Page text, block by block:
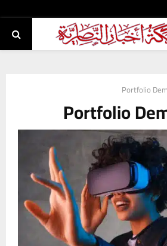
Portfolio
Portfolio